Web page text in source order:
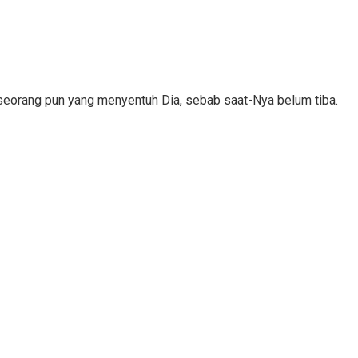
pun yang menyentuh Dia, sebab saat-Nya belum tiba.